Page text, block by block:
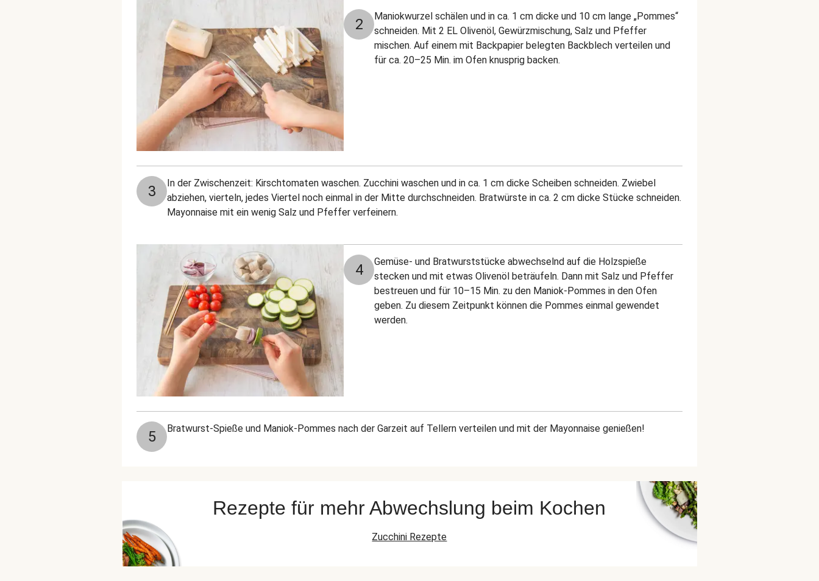
2
Maniokwurzel schälen und in ca. 1 cm dicke und 10 cm lange „Pommes“
schneiden. Mit 2 EL Olivenöl, Gewürzmischung, Salz und Pfeffer
mischen. Auf einem mit Backpapier belegten Backblech verteilen und
für ca. 20–25 Min. im Ofen knusprig backen.
3
In der Zwischenzeit: Kirschtomaten waschen. Zucchini waschen und in ca. 1 cm dicke Scheiben schneiden. Zwiebel
abziehen, vierteln, jedes Viertel noch einmal in der Mitte durchschneiden. Bratwürste in ca. 2 cm dicke Stücke schneiden.
Mayonnaise mit ein wenig Salz und Pfeffer verfeinern.
4
Gemüse- und Bratwurststücke abwechselnd auf die Holzspieße
stecken und mit etwas Olivenöl beträufeln. Dann mit Salz und Pfeffer
bestreuen und für 10–15 Min. zu den Maniok-Pommes in den Ofen
geben. Zu diesem Zeitpunkt können die Pommes einmal gewendet
werden.
5 Bratwurst-Spieße und Maniok-Pommes nach der Garzeit auf Tellern verteilen und mit der Mayonnaise genießen!
Rezepte für mehr Abwechslung beim Kochen
Zucchini Rezepte